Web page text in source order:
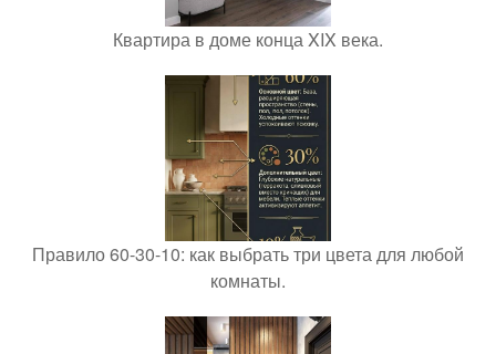
Квартира в доме конца XIX века.
Правило 60-30-10: как выбрать три цвета для любой
комнаты.